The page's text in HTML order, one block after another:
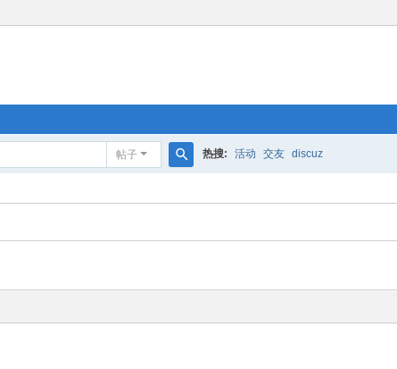
帖子
索
热搜: 活动 交友 discuz